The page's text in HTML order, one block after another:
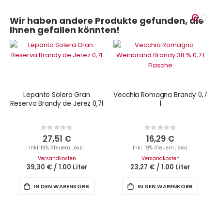
Wir haben andere Produkte gefunden, die
Ihnen gefallen könnten!
Lepanto Solera Gran
Reserva Brandy de Jerez 0,7l
Rating:
0%
27,51 €
Inkl. 19% Steuern , exkl.
Versandkosten
39,30 € / 1.00 Liter
IN DEN WARENKORB
Vecchia Romagna Brandy 0,7
l
Rating:
0%
16,29 €
Inkl. 19% Steuern , exkl.
Versandkosten
23,27 € / 1.00 Liter
IN DEN WARENKORB